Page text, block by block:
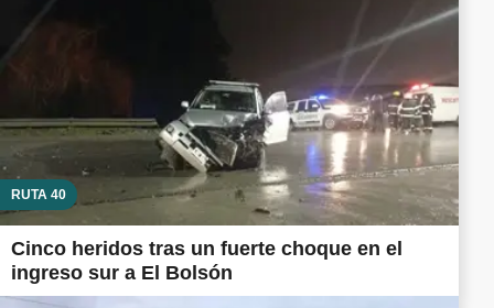
RUTA 40
Cinco heridos tras un fuerte choque en el
ingreso sur a El Bolsón